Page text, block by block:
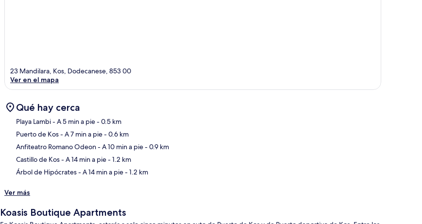
23 Mandilara, Kos, Dodecanese, 853 00
Ver en el mapa
Qué hay cerca
Playa Lambi- A 5 min a pie- 0.5 km
Puerto de Kos- A 7 min a pie- 0.6 km
Anfiteatro Romano Odeon- A 10 min a pie- 0.9 km
Castillo de Kos- A 14 min a pie- 1.2 km
Árbol de Hipócrates- A 14 min a pie- 1.2 km
Ver más
Koasis Boutique Apartments